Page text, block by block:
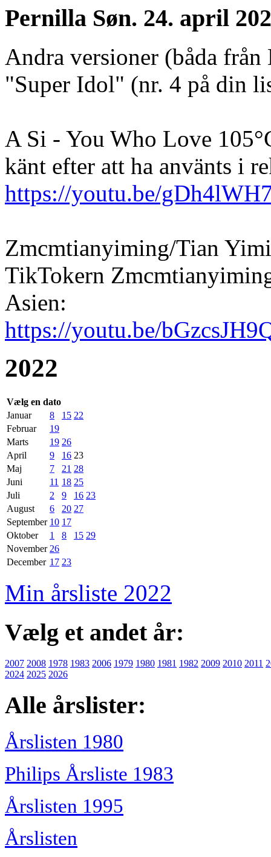
Pernilla Søn. 24. april
Andra versioner (båda
"Super Idol" (nr. 4 på din
A Si - You Who Love
känt efter att ha använts i
https://youtu.be/
Zmcmtianyiming/Tian
TikTokern
Asien:
https://youtu.be/
2022
Vælg en dato
Januar
8 15 22
Februar
19
Marts
19 26
April
9 16 23
Maj
7 21 28
Juni
11 18 25
Juli
2 9 16 23
August
6 20 27
September 10 17
Oktober
1 8 15 29
November 26
December 17 23
Min årsliste 2022
Vælg et andet år:
2007 2008 1978 1983 2006 1979 1980 1981 1982 2009 2010 2011
2024 2025 2026
Alle årslister:
Årslisten 1980
Philips Årsliste 1983
Årslisten 1995
Årslisten